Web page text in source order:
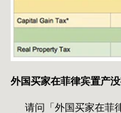
外国买家在菲律宾置产
请问「外国买家在菲